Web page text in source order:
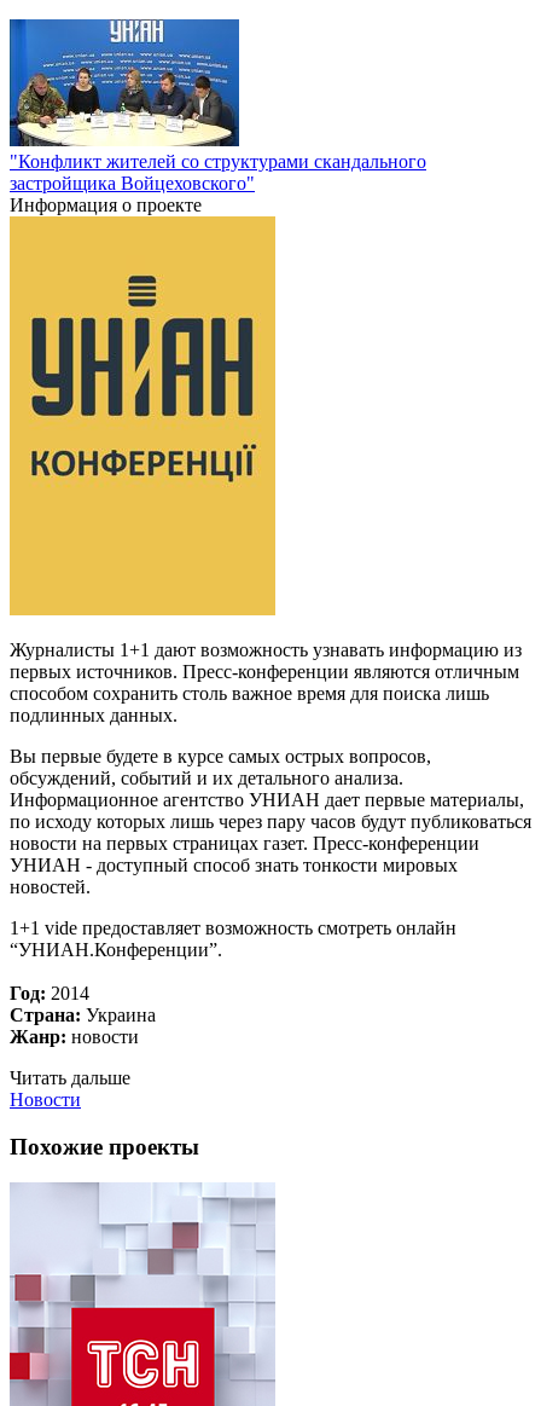
"Конфликт жителей со структурами скандального
застройщика Войцеховского"
Информация о проекте
Журналисты 1+1 дают возможность узнавать информацию из
первых источников. Пресс-конференции являются отличным
способом сохранить столь важное время для поиска лишь
подлинных данных.
Вы первые будете в курсе самых острых вопросов,
обсуждений, событий и их детального анализа.
Информационное агентство УНИАН дает первые материалы,
по исходу которых лишь через пару часов будут публиковаться
новости на первых страницах газет. Пресс-конференции
УНИАН - доступный способ знать тонкости мировых
новостей.
1+1 vide предоставляет возможность смотреть онлайн
“УНИАН.Конференции”.
Год: 2014
Страна: Украина
Жанр: новости
Читать дальше
Новости
Похожие проекты